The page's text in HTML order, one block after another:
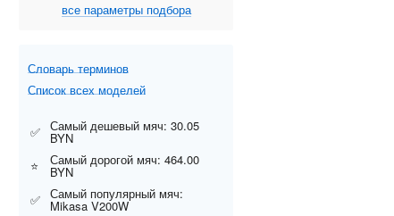
все параметры подбора
Словарь терминов
Список всех моделей
✅ Самый дешевый мяч: 30.05
BYN
⭐
Самый дорогой мяч: 464.00
BYN
✅ Самый популярный мяч:
Mikasa V200W